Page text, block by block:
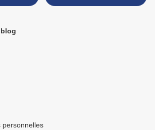
personnelles